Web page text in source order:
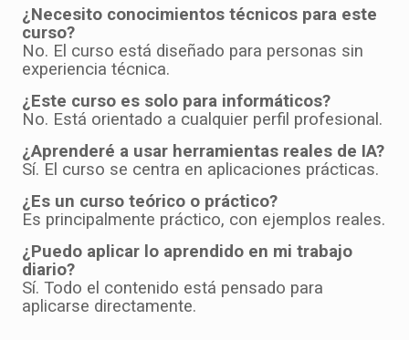
¿Necesito conocimientos técnicos para este
curso?
No. El curso está diseñado para personas sin
experiencia técnica.
¿Este curso es solo para informáticos?
No. Está orientado a cualquier perfil profesional.
¿Aprenderé a usar herramientas reales de IA?
Sí. El curso se centra en aplicaciones prácticas.
¿Es un curso teórico o práctico?
Es principalmente práctico, con ejemplos reales.
¿Puedo aplicar lo aprendido en mi trabajo
diario?
Sí. Todo el contenido está pensado para
aplicarse directamente.